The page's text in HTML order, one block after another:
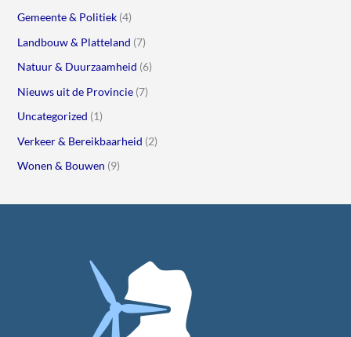
Gemeente & Politiek(4)
Landbouw & Platteland (7)
Natuur & Duurzaamheid (6)
Nieuws uit de Provincie(7)
Uncategorized (1)
Verkeer & Bereikbaarheid (2)
Wonen & Bouwen (9)